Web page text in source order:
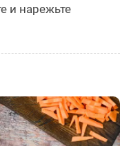
и нарежьте